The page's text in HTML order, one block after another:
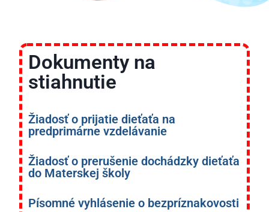
Dokumenty na
stiahnutie
Žiadosť o prijatie dieťaťa na
predprimárne vzdelávanie
Žiadosť o prerušenie dochádzky dieťaťa
do Materskej školy
Písomné vyhlásenie o bezpríznakovosti